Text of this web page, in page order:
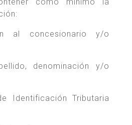
al concesionario y/o
denominación y/o
Identificación Tributaria